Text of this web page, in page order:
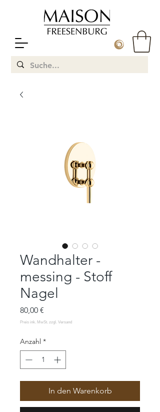
Wandhalter -
messing - Stoff
Nagel
80,00 €
Anzahl *
In den Warenkorb